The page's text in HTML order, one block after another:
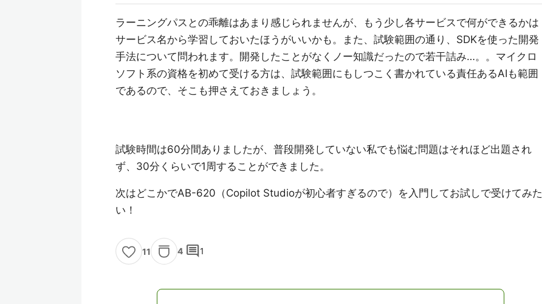
ラーニングパスとの乖離はあまり感じられませんが、もう少し各サービスで何ができるかは
サービス名から学習しておいたほうがいいかも。また、試験範囲の通り、SDKを使った開発
手法について問われます。開発したことがなくノー知識だったので若干詰み…。。マイクロ
ソフト系の資格を初めて受ける方は、試験範囲にもしつこく書かれている責任あるAIも範囲
であるので、そこも押さえておきましょう。
試験時間は60分間ありましたが、普段開発していない私でも悩む問題はそれほど出題され
ず、30分くらいで1周することができました。
次はどこかでAB-620（Copilot Studioが初心者すぎるので）を入門してお試しで受けてみた
い！
11 4 comment1